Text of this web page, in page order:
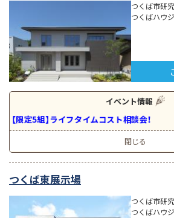
つくば市研
つくばハウ
イベント情報
限定5組】ライフタイムコスト相談会！
閉じる
つくば東展示場
つくば市研
つくばハウ